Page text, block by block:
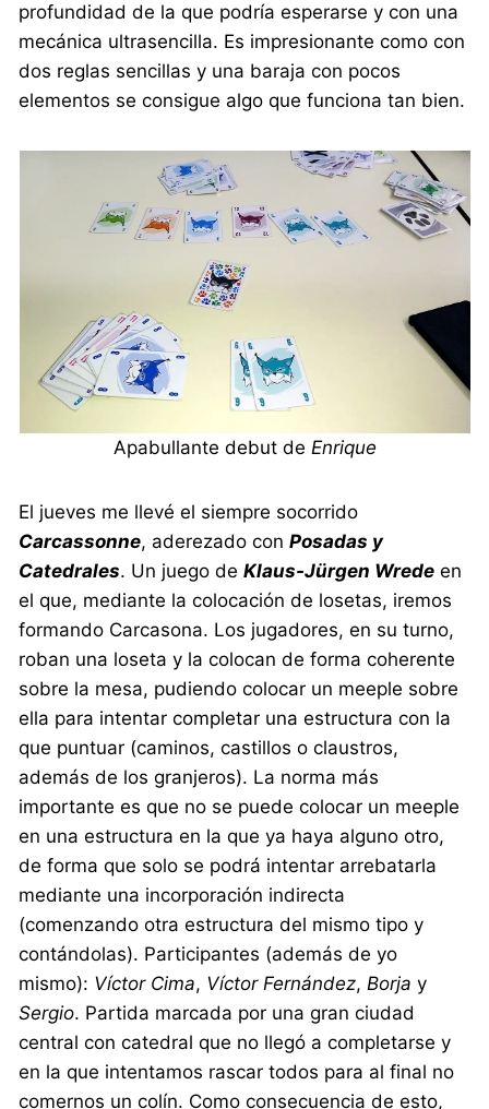
profundidad de la que podría esperarse y con una
mecánica ultrasencilla. Es impresionante como con
dos reglas sencillas y una baraja con pocos
elementos se consigue algo que funciona tan bien.
Apabullante debut de Enrique
El jueves me llevé el siempre socorrido
Carcassonne, aderezado conPosadas y
Catedrales. Un juego deKlaus-Jürgen Wrede en
el que, mediante la colocación de losetas, iremos
formando Carcasona. Los jugadores, en su turno,
roban una loseta y la colocan de forma coherente
sobre la mesa, pudiendo colocar un meeple sobre
ella para intentar completar una estructura con la
que puntuar (caminos, castillos o claustros,
además de los granjeros). La norma más
importante es que no se puede colocar un meeple
en una estructura en la que ya haya alguno otro,
de forma que solo se podrá intentar arrebatarla
mediante una incorporación indirecta
(comenzando otra estructura del mismo tipo y
contándolas). Participantes (además de yo
mismo): Víctor Cima, Víctor Fernández,Borja y
Sergio. Partida marcada por una gran ciudad
central con catedral que no llegó a completarse y
en la que intentamos rascar todos para al final no
comernos un colín. Como consecuencia de esto,